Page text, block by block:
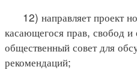
12) направляет проект
касающегося прав, свобод и
общественный совет для
рекомендаций;